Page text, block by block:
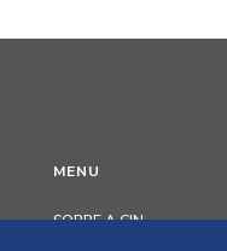
MENU
SOBRE A CIN